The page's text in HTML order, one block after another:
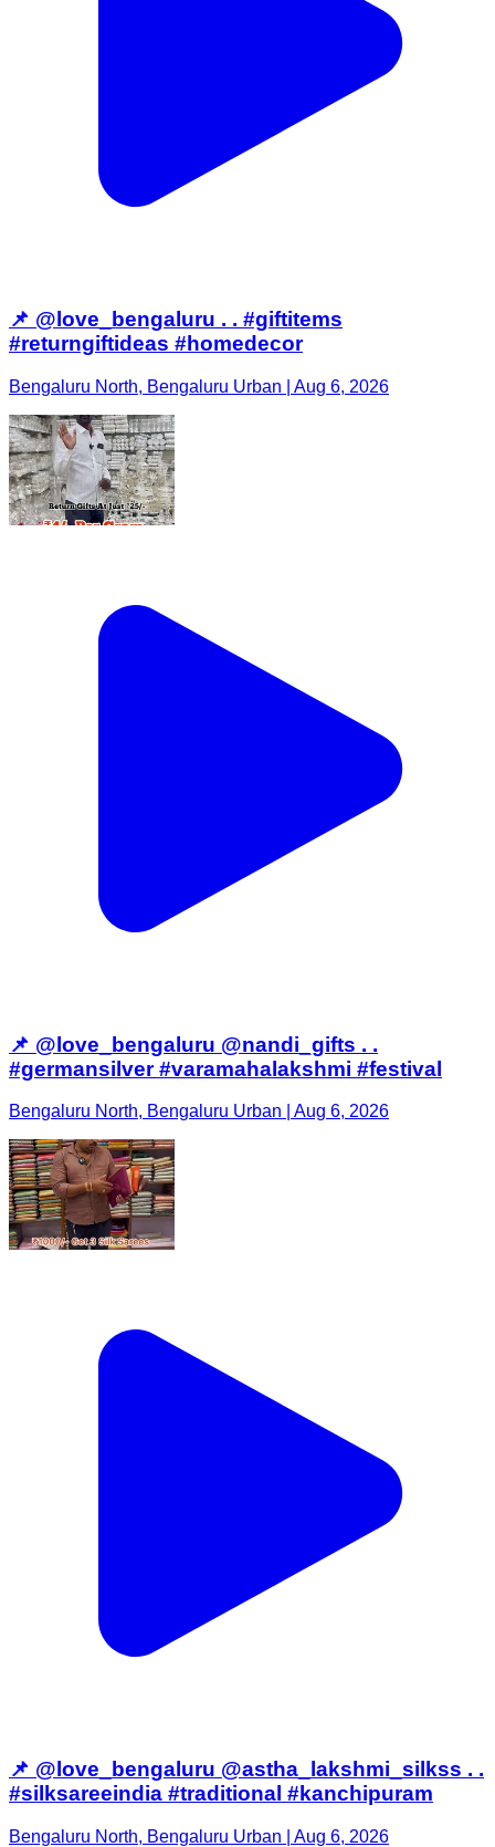
📌 @love_bengaluru . . #giftitems
#returngiftideas #homedecor
Bengaluru North, Bengaluru Urban | Aug 6, 2026
📌 @love_bengaluru @nandi_gifts . .
#germansilver #varamahalakshmi #festival
Bengaluru North, Bengaluru Urban | Aug 6, 2026
📌 @love_bengaluru @astha_lakshmi_silkss . .
#silksareeindia #traditional #kanchipuram
Bengaluru North, Bengaluru Urban | Aug 6, 2026